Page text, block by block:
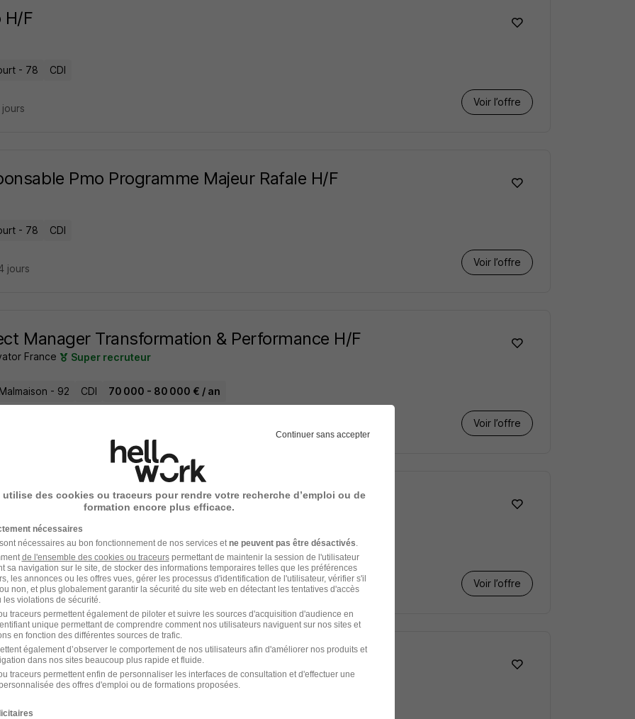
H/F
- 78 CDI
Voir l’offre
Pmo Programme Majeur Rafale H/F
- 78 CDI
Voir l’offre
jours
Manager Transformation & Performance H/F
France Super recruteur
- 92 CDI 70 000 - 80 000 € / an
Voir l’offre
- Project Manager Production H/F
- 91 Alternance 492,22 - 1 823,03 € / mois
Voir l’offre
jours
Manager Epc Oil & Gas H/F
- 78
Continuer sans accepter
utilise des cookies ou traceurs pour rendre votre recherche d’emploi ou de
formation encore plus efficace.
nécessaires
nécessaires au bon fonctionnement de nos services et ne peuvent pas être désactivés
de l'ensemble des cookies ou traceurspermettant de maintenir la session de l'utilisateur
sa navigation sur le site, de stocker des informations temporaires telles que les préférences
les annonces ou les offres vues, gérer les processus d'identification de l'utilisateur, vérifier s'il
non, et plus globalement garantir la sécurité du site web en détectant les tentatives d'accès
violations de sécurité.
traceurs permettent également de piloter et suivre les sources d'acquisition d'audience en
unique permettant de comprendre comment nos utilisateurs naviguent sur nos sites et
en fonction des différentes sources de trafic.
également d’observer le comportement de nos utilisateurs afin d'améliorer nos produits et
dans nos sites beaucoup plus rapide et fluide.
traceurs permettent enfin de personnaliser les interfaces de consultation et d'effectuer une
des offres d'emploi ou de formations proposées.